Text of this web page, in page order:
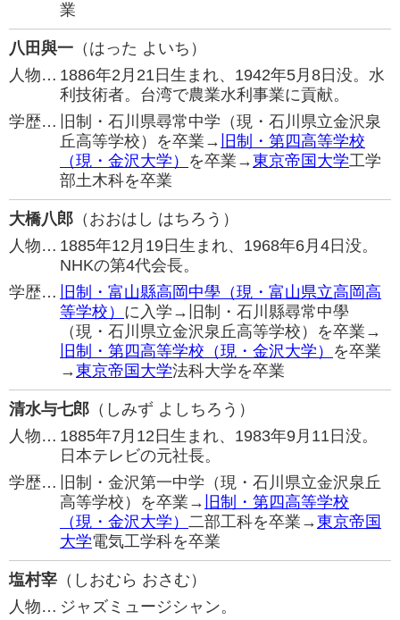
業
八田與一 （はった よいち）
人物… 1886年2月21日生まれ、1942年5月8日没。水
利技術者。台湾で農業水利事業に貢献。
学歴…
旧制・石川県尋常中学（現・石川県立金沢泉
丘高等学校）を卒業→ 旧制・第四高等学校
（現・金沢大学） を卒業→東京帝国大学工学
部土木科を卒業
大橋八郎 （おおはし はちろう）
人物… 1885年12月19日生まれ、1968年6月4日没。
NHKの第4代会長。
学歴…
旧制・富山縣高岡中學（現・富山県立高岡高
等学校） に入学→旧制・石川縣尋常中學
（現・石川県立金沢泉丘高等学校）を卒業→
旧制・第四高等学校（現・金沢大学） を卒業
→東京帝国大学法科大学を卒業
清水与七郎 （しみず よしちろう）
人物… 1885年7月12日生まれ、1983年9月11日没。
日本テレビの元社長。
学歴…
旧制・金沢第一中学（現・石川県立金沢泉丘
高等学校）を卒業→ 旧制・第四高等学校
（現・金沢大学） 二部工科を卒業→東京帝国
大学電気工学科を卒業
塩村宰 （しおむら おさむ）
人物… ジャズミュージシャン。